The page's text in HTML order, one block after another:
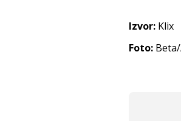
Izvor: Klix
Foto: